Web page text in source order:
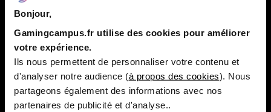
Bonjour,
Gamingcampus.fr utilise des cookies pour améliorer
votre expérience.
Ils nous permettent de personnaliser votre contenu et
d'analyser notre audience (à propos des cookies). Nous
partageons également des informations avec nos
partenaires de publicité et d'analyse..
Principalement connu pour posséder Rockstar et les
jeux Grand Theft Auto, Take Two Interactive regroupe
différents labels d’édition qui ont chacun leurs
spécificités et leur ligne éditoriale.
Jeux de Take Two Interactive
Principales licences : Grand Theft Auto, Red Dead
Redemption, NBA 2K, Borderlands, BioShock, Top Spin,